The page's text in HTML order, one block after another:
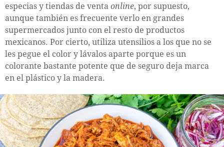
especias y tiendas de venta online, por supuesto,
aunque también es frecuente verlo en grandes
supermercados junto con el resto de productos
mexicanos. Por cierto, utiliza utensilios a los que no se
les pegue el color y lávalos aparte porque es un
colorante bastante potente que de seguro deja marca
en el plástico y la madera.